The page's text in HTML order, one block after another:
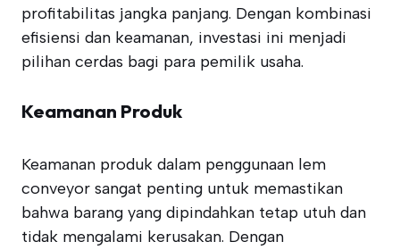
profitabilitas jangka panjang. Dengan kombinasi
efisiensi dan keamanan, investasi ini menjadi
pilihan cerdas bagi para pemilik usaha.
Keamanan Produk
Keamanan produk dalam penggunaan lem
conveyor sangat penting untuk memastikan
bahwa barang yang dipindahkan tetap utuh dan
tidak mengalami kerusakan. Dengan